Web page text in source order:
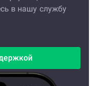
в нашу службу